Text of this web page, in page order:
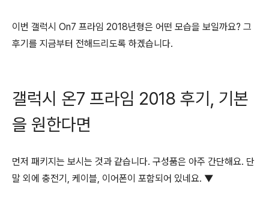
이번 갤럭시 On7 프라임 2018년형은 어떤 모습을 보일까요? 그
후기를 지금부터 전해드리도록 하겠습니다.
갤럭시 온7 프라임 2018 후기, 기본
을 원한다면
먼저 패키지는 보시는 것과 같습니다. 구성품은 아주 간단해요. 단
말 외에 충전기, 케이블, 이어폰이 포함되어 있네요. ▼